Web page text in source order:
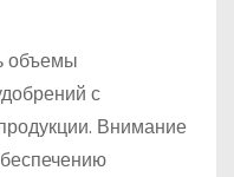
объемы
с
Внимание